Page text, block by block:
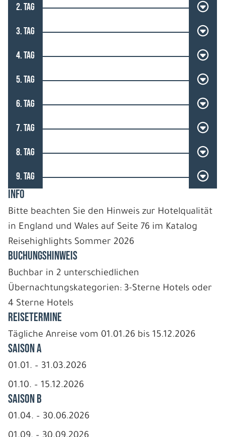
2. TAG
3. TAG
4. TAG
5. TAG
6. TAG
7. TAG
8. TAG
9. TAG
INFO
Bitte beachten Sie den Hinweis zur Hotelqualität
in England und Wales auf Seite 76 im Katalog
Reisehighlights Sommer 2026
BUCHUNGSHINWEIS
Buchbar in 2 unterschiedlichen
Übernachtungskategorien: 3-Sterne Hotels oder
4 Sterne Hotels
REISETERMINE
Tägliche Anreise vom 01.01.26 bis 15.12.2026
Saison A
01.01. – 31.03.2026
01.10. – 15.12.2026
Saison B
01.04. – 30.06.2026